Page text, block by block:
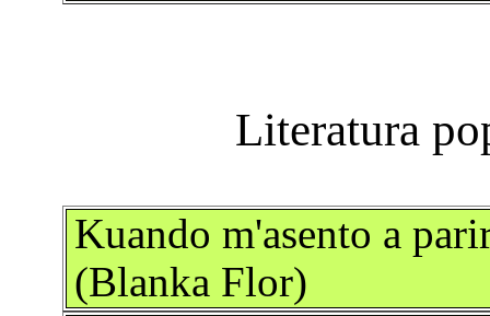
Kuando m'asento a
(Blanka Flor)